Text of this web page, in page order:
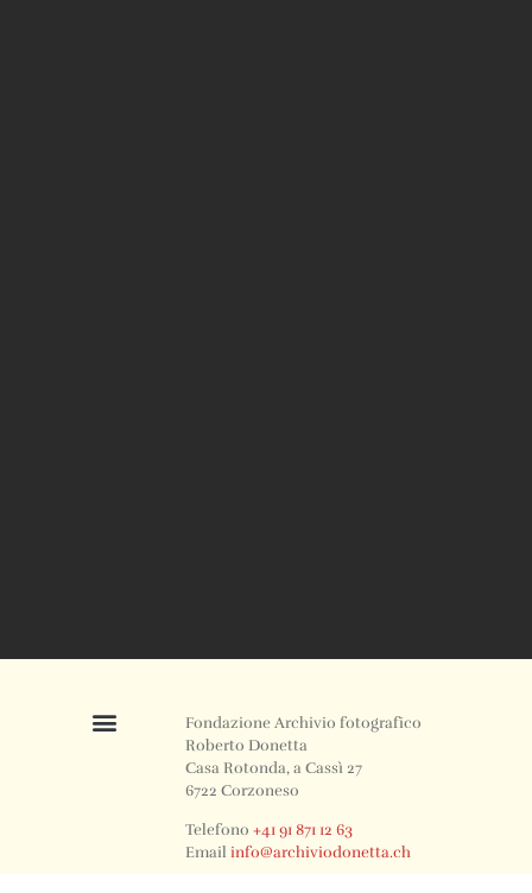
Fondazione Archivio fotografico
Roberto Donetta
Casa Rotonda, a Cassì 27
6722 Corzoneso
Telefono+41 91 871 12 63
Emailinfo@archiviodonetta.ch